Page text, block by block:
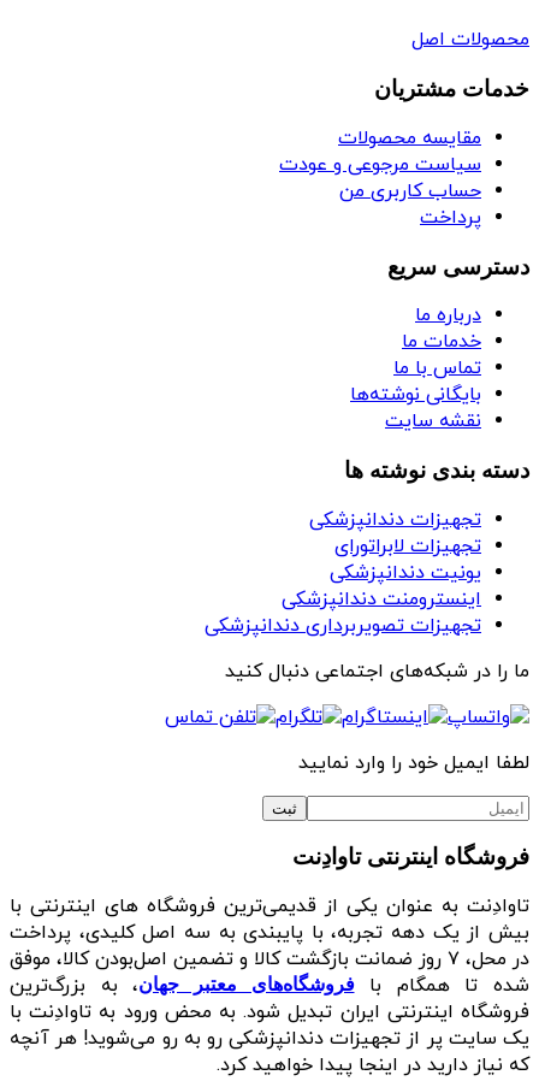
محصولات اصل
خدمات مشتریان
مقایسه محصولات
سیاست مرجوعی و عودت
حساب کاربری من
پرداخت
دسترسی سریع
درباره ما
خدمات ما
تماس با ما
بایگانی نوشته‌ها
نقشه سایت
دسته بندی نوشته ها
تجهیزات دندانپزشکی
تجهیزات لابراتورای
یونیت دندانپزشکی
اینسترومنت دندانپزشکی
تجهیزات تصویربرداری دندانپزشکی
ما را در شبکه‌های اجتماعی دنبال کنید
لطفا ایمیل خود را وارد نمایید
فروشگاه اینترنتی تاوادِنت
تاوادِنت به عنوان یکی از قدیمی‌ترین فروشگاه های اینترنتی با
بیش از یک دهه تجربه، با پایبندی به سه اصل کلیدی، پرداخت
در محل، ۷ روز ضمانت بازگشت کالا و تضمین اصل‌بودن کالا، موفق
شده تا همگام بافروشگاه‌های معتبر جهان، به بزرگ‌ترین
فروشگاه اینترنتی ایران تبدیل شود. به محض ورود به تاوادِنت با
یک سایت پر از تجهیزات دندانپزشکی رو به رو می‌شوید! هر آنچه
که نیاز دارید در اینجا پیدا خواهید کرد.